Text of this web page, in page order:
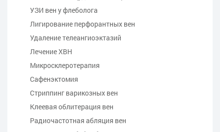
УЗИ вен у флеболога
Лигирование перфорантных вен
Удаление телеангиоэктазий
Лечение ХВН
Микросклеротерапия
Сафенэктомия
Стриппинг варикозных вен
Клеевая облитерация вен
Радиочастотная абляция вен